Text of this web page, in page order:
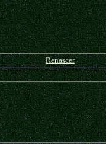
Renascer